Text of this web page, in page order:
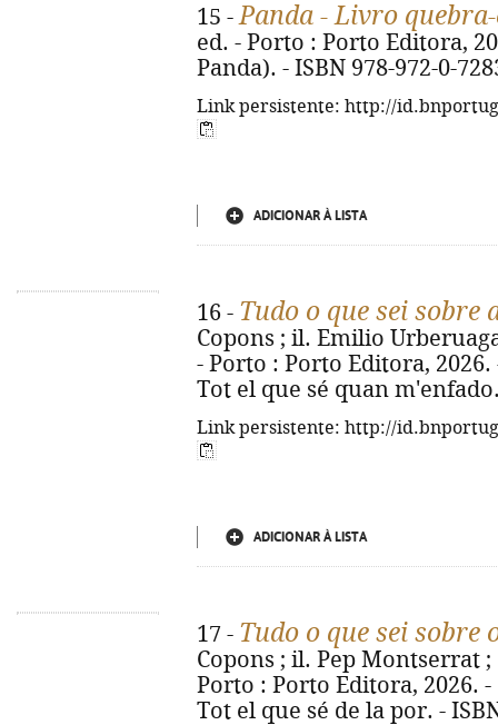
15 -Panda - Livro
ed. - Porto : Porto Editora,
Panda). - ISBN 978-972-0-
Link persistente: http://
ADICIONAR À LISTA
16 - Tudo o que sei sobre
Copons ; il. Emilio
- Porto : Porto Editora,
Tot el que sé quan
Link persistente: http://
ADICIONAR À LISTA
17 - Tudo o que sei sobre
Copons ; il. Pep Montserrat ;
Porto : Porto Editora, 2026.
Tot el que sé de la por. -